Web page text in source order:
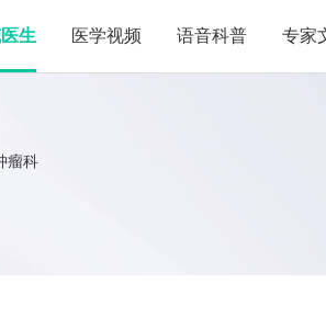
生 医学视频 语音科普 专家
瘤科